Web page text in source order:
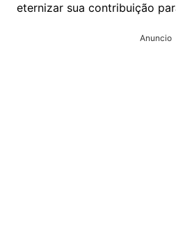
eternizar sua contribuição
Anuncio